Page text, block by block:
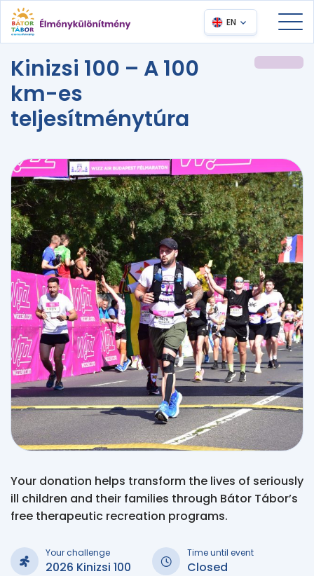
EN
Kinizsi 100 – A 100
km-es
teljesítménytúra
Your donation helps transform the lives of seriously
ill children and their families through Bátor Tábor’s
free therapeutic recreation programs.
Your challenge
2026 Kinizsi 100
Time until event
Closed